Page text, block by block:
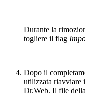
Durante la
togliere il flag
Dopo il
utilizzata riavviare
Dr.Web. Il file